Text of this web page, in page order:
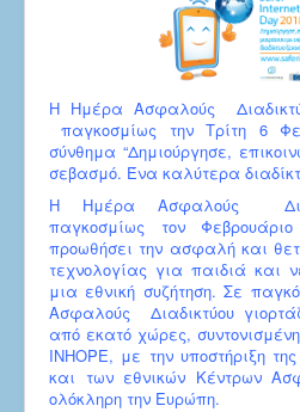
Η Ημέρα Ασφαλούς
παγκοσμίως την Τρίτη 6
σύνθημα “Δημιούργησε,
σεβασμό. Ένα καλύτερα
Η Ημέρα Ασφαλούς
παγκοσμίως τον
προωθήσει την ασφαλή και
τεχνολογίας για παιδιά και
μια εθνική συζήτηση. Σε
Ασφαλούς Διαδικτύου
από εκατό χώρες,
INHOPE, με την υποστήριξη
και των εθνικών Κέντρων
ολόκληρη την Ευρώπη.